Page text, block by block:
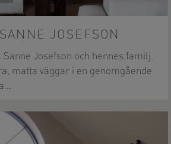
JOSEFSON
Josefson och hennes familj.
matta väggar i en genomgående